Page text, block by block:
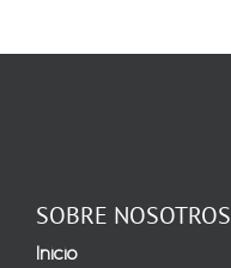
SOBRE NOSOTROS
Inicio